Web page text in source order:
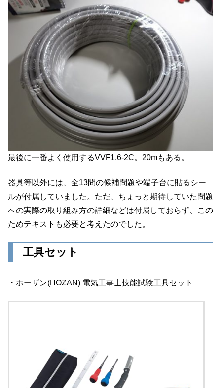
最後に一番よく使用するVVF1.6-2C。20mもある。
器具等以外には、全13問の候補問題や端子台に貼るシー
ルが付属していました。ただ、ちょっと期待していた問題
への実際の取り組み方の詳細などは付属しておらず、この
ためテキストも必要と考えたのでした。
工具セット
・ホーザン(HOZAN) 電気工事士技能試験工具セット